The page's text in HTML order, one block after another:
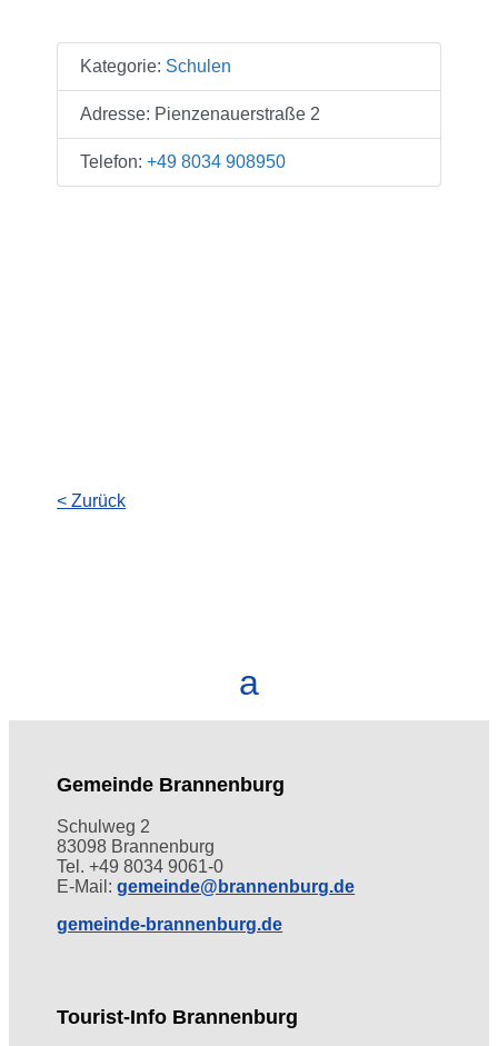
Kategorie: Schulen
Adresse: Pienzenauerstraße 2
Telefon:+49 8034 908950
< Zurück
Gemeinde Brannenburg
Schulweg 2
83098 Brannenburg
Tel. +49 8034 9061-0
E-Mail:gemeinde@brannenburg.de
gemeinde-brannenburg.de
Tourist-Info Brannenburg